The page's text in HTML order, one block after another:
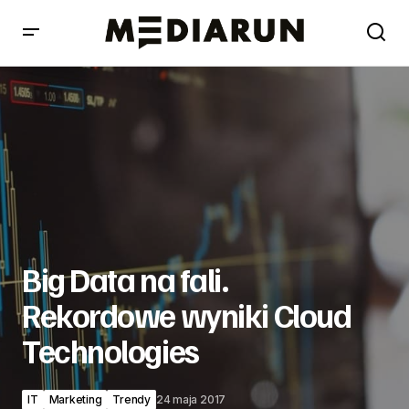
Big Data na fali. Rekordowe wyniki Cloud Technologies
Big Data na fali.
Rekordowe wyniki Cloud
Technologies
IT Marketing Trendy 24 maja 2017